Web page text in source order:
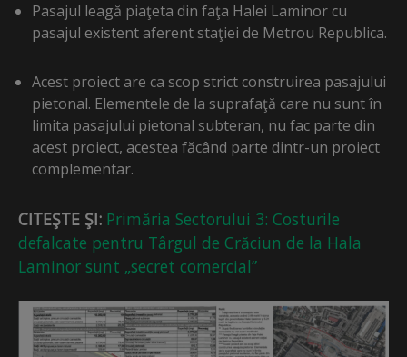
Pasajul leagă piaţeta din faţa Halei Laminor cu
pasajul existent aferent staţiei de Metrou Republica.
Acest proiect are ca scop strict construirea pasajului
pietonal. Elementele de la suprafaţă care nu sunt în
limita pasajului pietonal subteran, nu fac parte din
acest proiect, acestea făcând parte dintr-un proiect
complementar.
CITEŞTE ŞI: Primăria Sectorului 3: Costurile
defalcate pentru Târgul de Crăciun de la Hala
Laminor sunt „secret comercial”